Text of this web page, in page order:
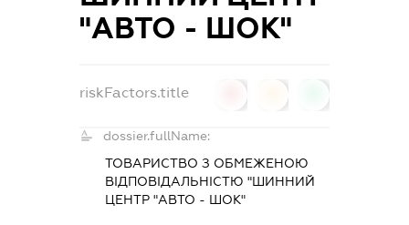
"АВТО - ШОК"
riskFactors.title
dossier.fullName:
ТОВАРИСТВО З ОБМЕЖЕНОЮ
ВІДПОВІДАЛЬНІСТЮ "ШИННИЙ
ЦЕНТР "АВТО - ШОК"